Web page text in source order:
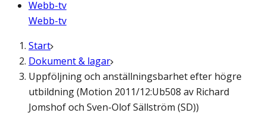
Webb-tv
Webb-tv
Start
Dokument & lagar
Uppföljning och anställningsbarhet efter högre
utbildning (Motion 2011/12:Ub508 av Richard
Jomshof och Sven-Olof Sällström (SD))